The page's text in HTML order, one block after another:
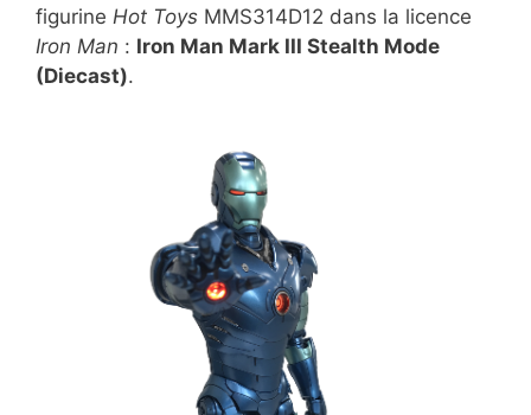
figurine Hot Toys MMS314D12 dans la licence
Iron Man : Iron Man Mark III Stealth Mode
(Diecast).